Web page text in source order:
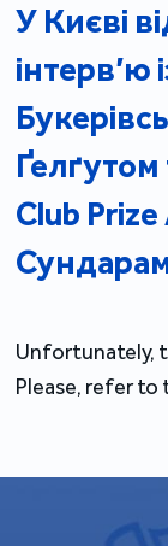
У Києві
інтерв’ю
Club
Unfortunately,
Please, refer to